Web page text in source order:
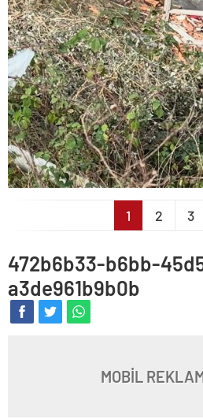
1 2 3
472b6b33-b6bb-
a3de961b9b0b
MOBİL